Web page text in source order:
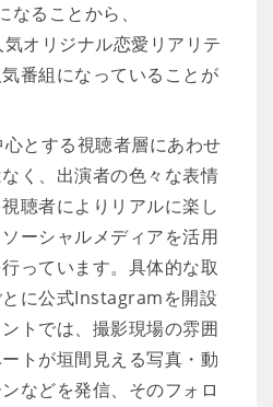
ることから、
オリジナル恋愛リアリテ
番組になっていることが
とする視聴者層にあわせ
く、出演者の色々な表情
聴者によりリアルに楽し
ーシャルメディアを活用
っています。具体的な取
に公式Instagramを開設
トでは、撮影現場の雰囲
トが垣間見える写真・動
などを発信、そのフォロ